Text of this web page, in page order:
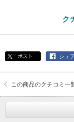
ク
ポスト シェ
この商品のクチコミ一